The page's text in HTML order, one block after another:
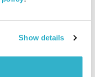
Show details